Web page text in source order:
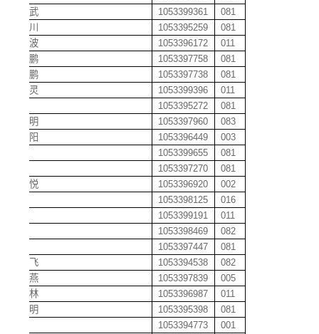
谷尚武
1053399361
081
谷雅川
1053395259
081
顾晓波
1053396172
011
关宇鹏
1053397758
081
管高鹏
1053397738
081
管机灵
1053399396
011
1053395272
081
郭称明
1053397960
083
郭迪阳
1053396449
003
1053399655
081
1053397270
081
郭华悦
1053396920
002
1053398125
016
1053399191
011
1053398469
082
1053397447
081
郭双飞
1053394538
082
郭双燕
1053397839
005
郭松林
1053396987
011
郭伟明
1053395398
081
1053394773
001